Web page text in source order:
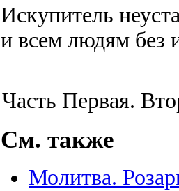
Искупитель
и всем людям без
Часть Первая.
См. также
Молитва.